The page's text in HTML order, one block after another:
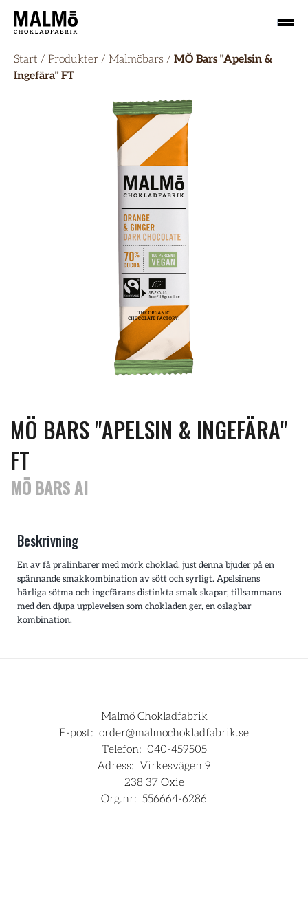
Start / Produkter / Malmöbars / MÖ Bars "Apelsin &
Ingefära" FT
MÖ BARS "APELSIN & INGEFÄRA"
FT
MÖ BARS AI
Beskrivning
En av få pralinbarer med mörk choklad, just denna bjuder på en
spännande smakkombination av sött och syrligt. Apelsinens
härliga sötma och ingefärans distinkta smak skapar, tillsammans
med den djupa upplevelsen som chokladen ger, en oslagbar
kombination.
Malmö Chokladfabrik
E-post: order@malmochokladfabrik.se
Telefon: 040-459505
Adress: Virkesvägen 9
238 37 Oxie
Org.nr:
556664-6286